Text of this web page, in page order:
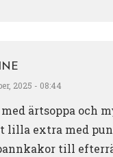
2025 - 08:44
med ärtsoppa och
lilla extra med
till